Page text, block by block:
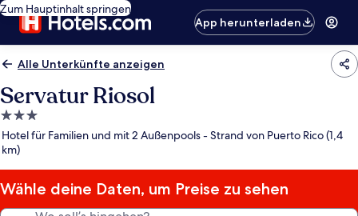
Zum Hauptinhalt springen
App herunterladen
Alle Unterkünfte anzeigen
Servatur Riosol
3.0-
Sterne-
Unterkunft
Hotel für Familien und mit 2 Außenpools - Strand von Puerto Rico (1,4
km)
Wähle deine Daten, um Preise zu sehen